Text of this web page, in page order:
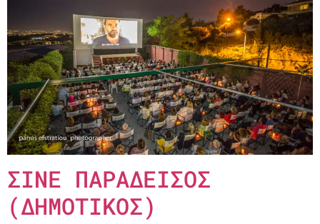
ΣΙΝΕ ΠΑΡΑΔΕΙΣΟΣ
(ΔΗΜΟΤΙΚΟΣ)